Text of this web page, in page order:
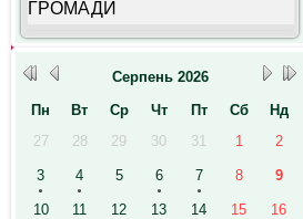
ГРОМАДИ
Серпень 2026
Пн
Вт Ср Чт Пт Сб
Нд
27
28 29 30 31 1 2
3 4 5 6 7 8 9
10 11 12 13 14 15 16